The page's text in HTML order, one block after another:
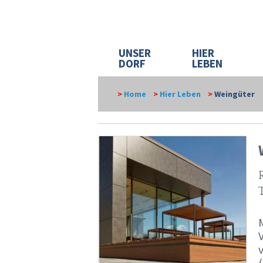
UNSER
DORF
HIER
LEBEN
> Home > Hier Leben >Weingüter